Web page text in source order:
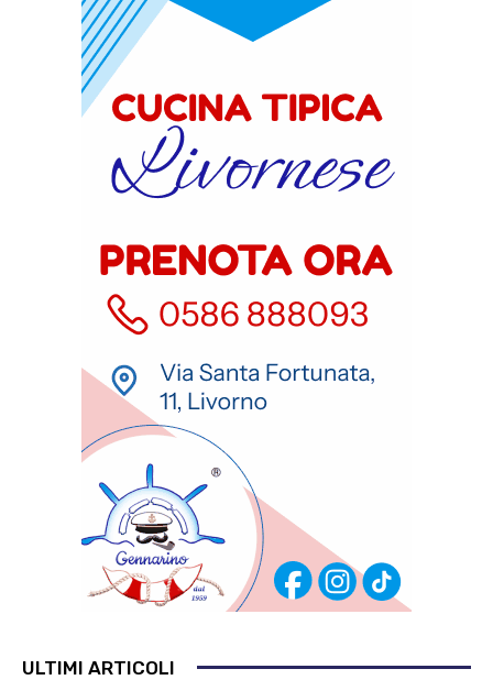
ULTIMI ARTICOLI